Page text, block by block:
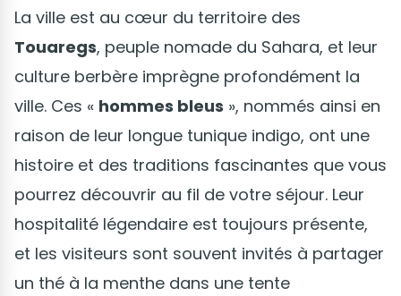
La ville est au cœur du territoire des
Touaregs, peuple nomade du Sahara, et leur
culture berbère imprègne profondément la
ville. Ces « hommes bleus », nommés ainsi en
raison de leur longue tunique indigo, ont une
histoire et des traditions fascinantes que vous
pourrez découvrir au fil de votre séjour. Leur
hospitalité légendaire est toujours présente,
et les visiteurs sont souvent invités à partager
un thé à la menthe dans une tente